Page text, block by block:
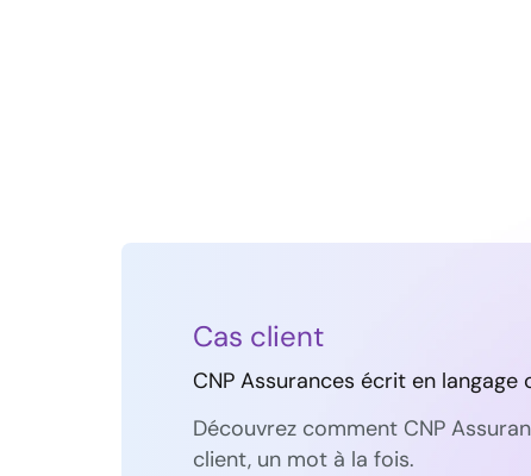
Cas client
CNP Assurances écrit en langage
Découvrez comment CNP
client, un mot à la fois.